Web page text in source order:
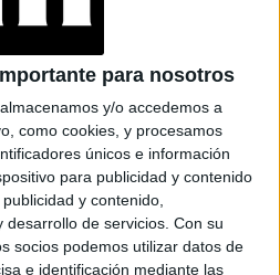
para nosotros
almacenamos y/o accedemos a
como cookies, y procesamos
únicos e información
para publicidad y contenido
y contenido,
de servicios. Con su
socios podemos utilizar datos de
e identificación mediante las
Noticias
Parabrisas
Lunateen Break BATimes
Todos los derechos reservados
Intelectual: Nro. 5346433